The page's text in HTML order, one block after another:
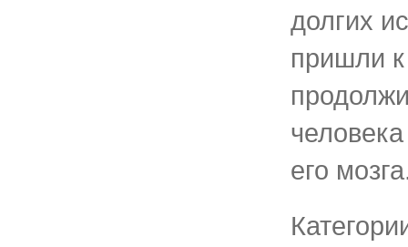
долгих
пришли
его